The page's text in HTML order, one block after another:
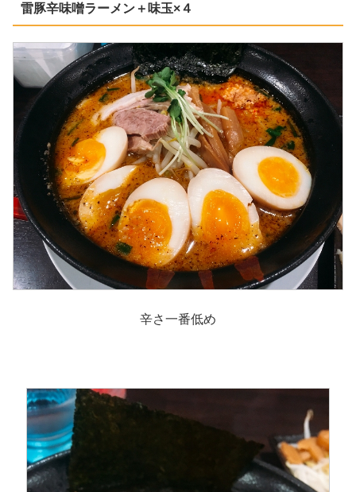
雷豚辛味噌ラーメン＋味玉×４
辛さ一番低め